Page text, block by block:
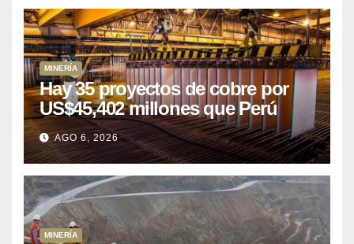
MINERÍA
Hay 35 proyectos de cobre por
US$45,402 millones que Perú
puede aprovechar
AGO 6, 2026
MINERÍA